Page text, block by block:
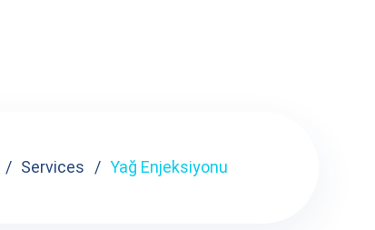
Services Yağ Enjeksiyonu